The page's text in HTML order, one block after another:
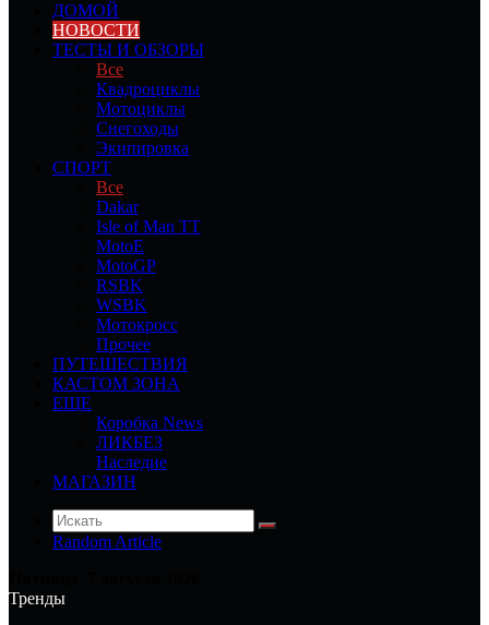
ДОМОЙ
НОВОСТИ
ТЕСТЫ И ОБЗОРЫ
Все
Квадроциклы
Мотоциклы
Снегоходы
Экипировка
СПОРТ
Все
Dakar
Isle of Man TT
MotoE
MotoGP
RSBK
WSBK
Мотокросс
Прочее
ПУТЕШЕСТВИЯ
КАСТОМ ЗОНА
ЕЩЕ
Коробка News
ЛИКБЕЗ
Наследие
МАГАЗИН
Random Article
Тренды